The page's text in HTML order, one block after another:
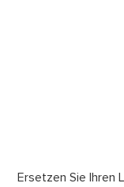
Ersetzen Sie Ihren